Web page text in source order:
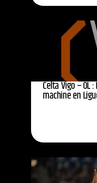
Celta Vigo – OL
machine en